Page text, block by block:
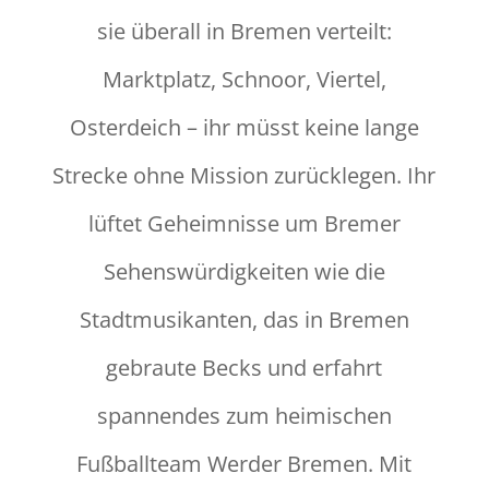
sie überall in Bremen verteilt:
Marktplatz, Schnoor, Viertel,
Osterdeich – ihr müsst keine lange
Strecke ohne Mission zurücklegen. Ihr
lüftet Geheimnisse um Bremer
Sehenswürdigkeiten wie die
Stadtmusikanten, das in Bremen
gebraute Becks und erfahrt
spannendes zum heimischen
Fußballteam Werder Bremen. Mit